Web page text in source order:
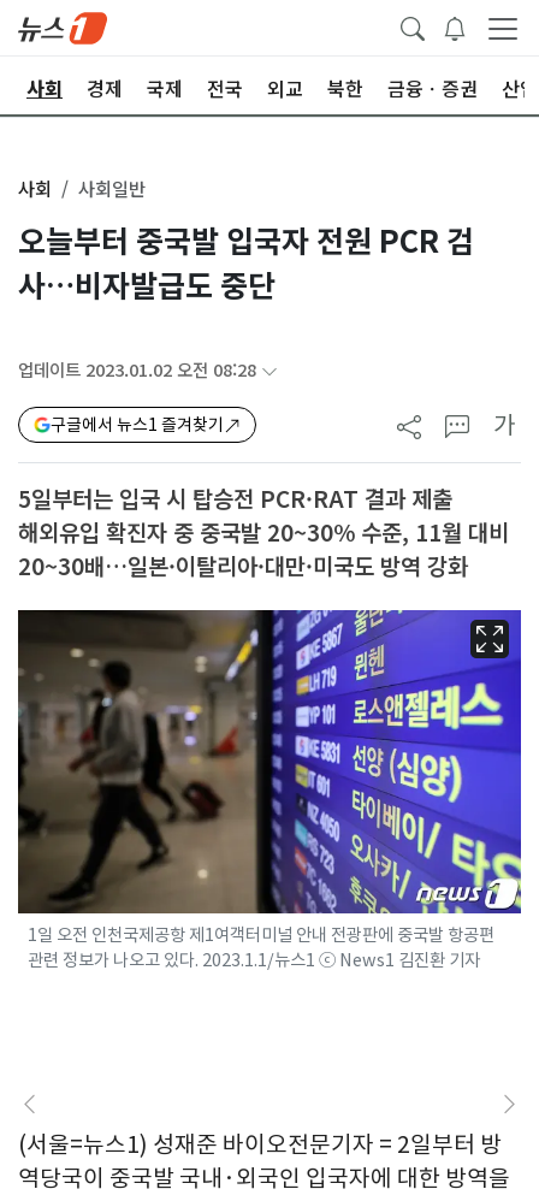
사회 경제 국제 전국 외교 북한 금융ㆍ증권 산업
사회 사회일반
오늘부터 중국발 입국자 전원 PCR 검
사…비자발급도 중단
업데이트 2023.01.02 오전 08:28
구글에서 뉴스1 즐겨찾기 가
5일부터는 입국 시 탑승전 PCR·RAT 결과 제출
해외유입 확진자 중 중국발 20~30% 수준, 11월 대비
20~30배…일본·이탈리아·대만·미국도 방역 강화
1일 오전 인천국제공항 제1여객터미널 안내 전광판에 중국발 항공편
관련 정보가 나오고 있다. 2023.1.1/뉴스1 ⓒ News1 김진환 기자
(서울=뉴스1) 성재준 바이오전문기자 = 2일부터 방
역당국이 중국발 국내·외국인 입국자에 대한 방역을